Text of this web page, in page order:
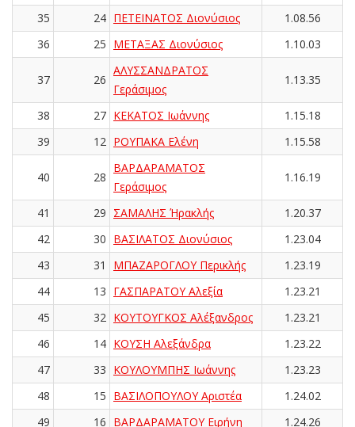
35
24 ΠΕΤΕΙΝΑΤΟΣ Διονύσιος
1.08.56
36
25 ΜΕΤΑΞΑΣ Διονύσιος 1.10.03
37 26
ΑΛΥΣΣΑΝΔΡΑΤΟΣ
Γεράσιμος
1.13.35
38 27 ΚΕΚΑΤΟΣ Ιωάννης
1.15.18
39
12 ΡΟΥΠΑΚΑ Ελένη 1.15.58
40 28
ΒΑΡΔΑΡΑΜΑΤΟΣ
Γεράσιμος
1.16.19
41 29 ΣΑΜΑΛΗΣ Ήρακλής
1.20.37
42
30 ΒΑΣΙΛΑΤΟΣ Διονύσιος
1.23.04
43
31 ΜΠΑΖΑΡΟΓΛΟΥ Περικλής
1.23.19
44
13 ΓΑΣΠΑΡΑΤΟΥ Αλεξία
1.23.21
45
32 ΚΟΥΤΟΥΓΚΟΣ Αλέξανδρος
1.23.21
46
14 ΚΟΥΣΗ Αλεξάνδρα
1.23.22
47
33 ΚΟΥΛΟΥΜΠΗΣ Ιωάννης
1.23.23
48
15 ΒΑΣΙΛΟΠΟΥΛΟΥ Αριστέα
1.24.02
49
16 ΒΑΡΔΑΡΑΜΑΤΟΥ Ειρήνη 1.24.26